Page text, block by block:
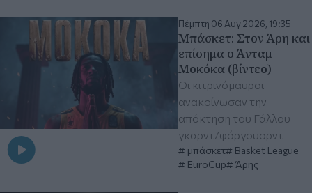
Πέμπτη 06 Αυγ 2026, 19:35
Μπάσκετ: Στον Άρη και
επίσημα ο Άνταμ
Μοκόκα (βίντεο)
Οι κιτρινόμαυροι
ανακοίνωσαν την
απόκτηση του Γάλλου
γκαρντ/φόργουορντ
μπάσκετ
Basket League
EuroCup
Άρης